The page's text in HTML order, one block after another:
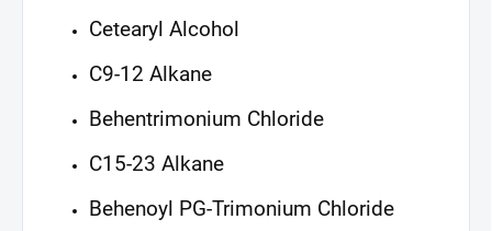
Cetearyl Alcohol
C9-12 Alkane
Behentrimonium Chloride
C15-23 Alkane
Behenoyl PG-Trimonium Chloride